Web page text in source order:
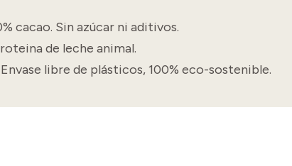
cacao. Sin azúcar ni aditivos.
de leche animal.
libre de plásticos, 100% eco-sostenible.